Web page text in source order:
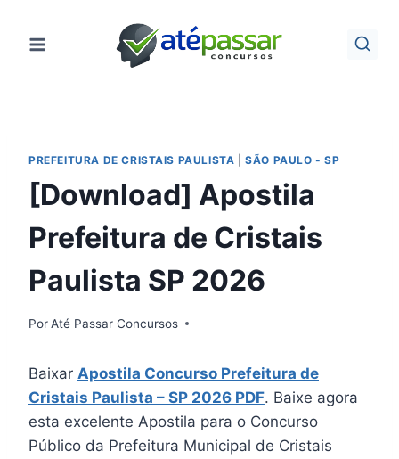
para
PREFEITURA DE CRISTAIS PAULISTA |SÃO PAULO - SP
[Download] Apostila
Prefeitura de Cristais
Paulista SP 2026
PorAté Passar Concursos
Baixar Apostila Concurso Prefeitura de
Cristais Paulista – SP 2026 PDF. Baixe agora
esta excelente Apostila para o Concurso
Público da Prefeitura Municipal de Cristais